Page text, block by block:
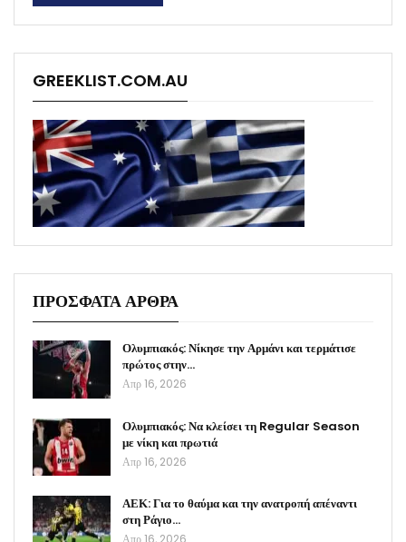
GREEKLIST.COM.AU
ΠΡΟΣΦΑΤΑ ΑΡΘΡΑ
Ολυμπιακός: Νίκησε την Αρμάνι και τερμάτισε
πρώτος στην…
Απρ 16, 2026
Ολυμπιακός: Να κλείσει τη Regular Season
με νίκη και πρωτιά
Απρ 16, 2026
ΑΕΚ: Για το θαύμα και την ανατροπή απέναντι
στη Ράγιο…